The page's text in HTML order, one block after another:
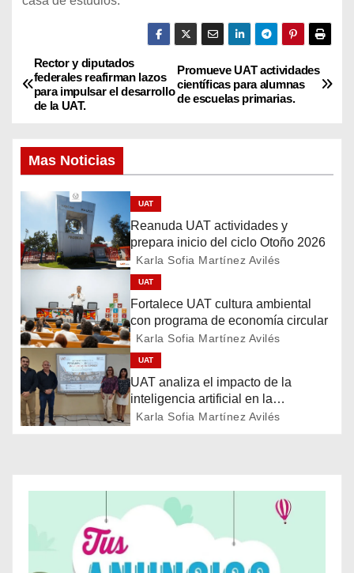
N
a
e
g
a
c
i
ó
n
d
Promueve UAT actividades
científicas para alumnas
de escuelas primarias.
Rector y diputados
federales reafirman lazos
para impulsar el desarrollo
de la UAT.
Mas Noticias
UAT
Reanuda UAT actividades y
prepara inicio del ciclo Otoño 2026
Karla Sofia Martínez Avilés
UAT
Fortalece UAT cultura ambiental
con programa de economía circular
Karla Sofia Martínez Avilés
UAT
UAT analiza el impacto de la
inteligencia artificial en la
educación
Karla Sofia Martínez Avilés